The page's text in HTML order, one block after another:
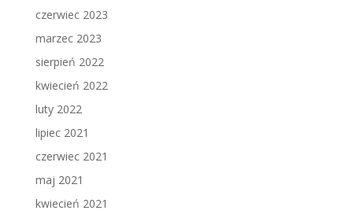
czerwiec 2023
marzec 2023
sierpień 2022
kwiecień 2022
luty 2022
lipiec 2021
czerwiec 2021
maj 2021
kwiecień 2021